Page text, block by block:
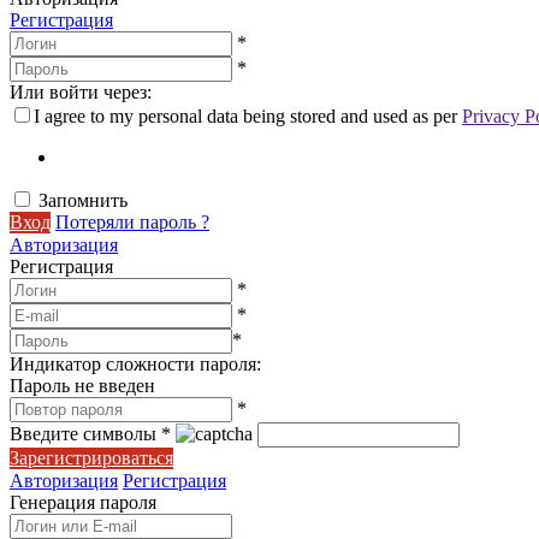
Регистрация
*
*
Или войти через:
I agree to my personal data being stored and used as perPrivacy
Запомнить
Вход Потеряли пароль ?
Авторизация
Регистрация
*
*
*
Индикатор сложности пароля:
Пароль не введен
*
Введите символы *
Зарегистрироваться
Авторизация Регистрация
Генерация пароля